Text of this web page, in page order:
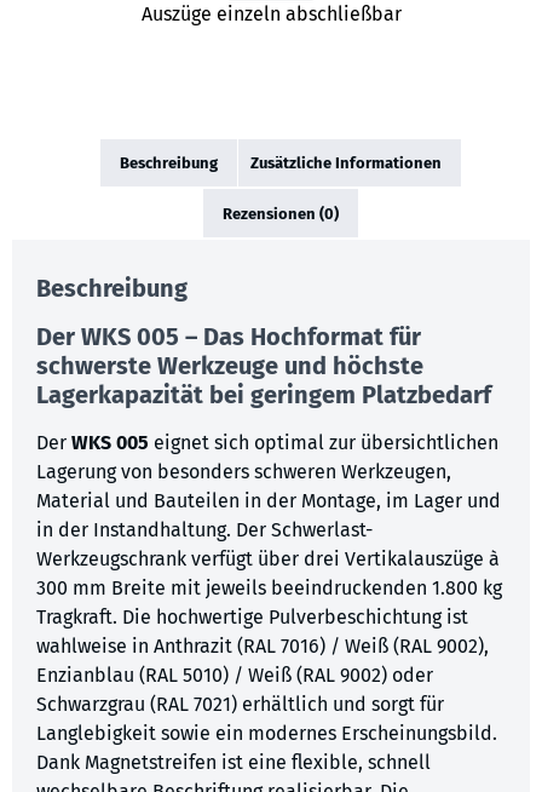
Auszüge einzeln abschließbar
Beschreibung Zusätzliche Informationen
Rezensionen (0)
Beschreibung
Der WKS 005 – Das Hochformat für
schwerste Werkzeuge und höchste
Lagerkapazität bei geringem Platzbedarf
Der WKS 005 eignet sich optimal zur übersichtlichen
Lagerung von besonders schweren Werkzeugen,
Material und Bauteilen in der Montage, im Lager und
in der Instandhaltung. Der Schwerlast-
Werkzeugschrank verfügt über drei Vertikalauszüge à
300 mm Breite mit jeweils beeindruckenden 1.800 kg
Tragkraft. Die hochwertige Pulverbeschichtung ist
wahlweise in Anthrazit (RAL 7016) / Weiß (RAL 9002),
Enzianblau (RAL 5010) / Weiß (RAL 9002) oder
Schwarzgrau (RAL 7021) erhältlich und sorgt für
Langlebigkeit sowie ein modernes Erscheinungsbild.
Dank Magnetstreifen ist eine flexible, schnell